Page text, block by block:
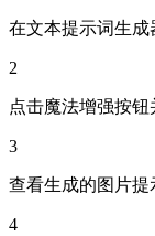
在文本提示词生
2
点击魔法增强按
3
查看生成的图片提
4